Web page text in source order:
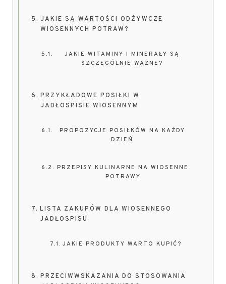
JAKIE SĄ WARTOŚCI ODŻYWCZE
WIOSENNYCH POTRAW?
JAKIE WITAMINY I MINERAŁY SĄ
SZCZEGÓLNIE WAŻNE?
PRZYKŁADOWE POSIŁKI W
JADŁOSPISIE WIOSENNYM
PROPOZYCJE POSIŁKÓW NA KAŻDY
DZIEŃ
PRZEPISY KULINARNE NA WIOSENNE
POTRAWY
LISTA ZAKUPÓW DLA WIOSENNEGO
JADŁOSPISU
JAKIE PRODUKTY WARTO KUPIĆ?
PRZECIWWSKAZANIA DO STOSOWANIA